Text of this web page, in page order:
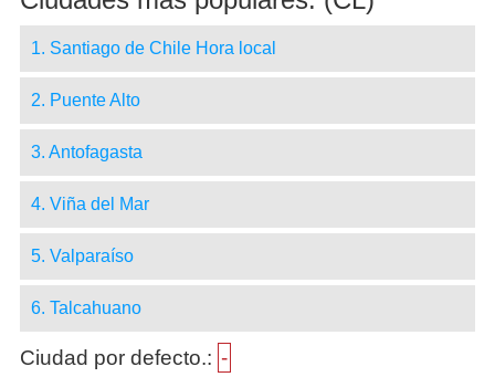
1. Santiago de Chile Hora local
2. Puente Alto
3. Antofagasta
4. Viña del Mar
5. Valparaíso
6. Talcahuano
Ciudad por defecto.: -